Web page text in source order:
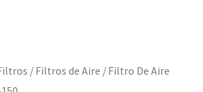
/ Filtros de Aire / Filtro De Aire